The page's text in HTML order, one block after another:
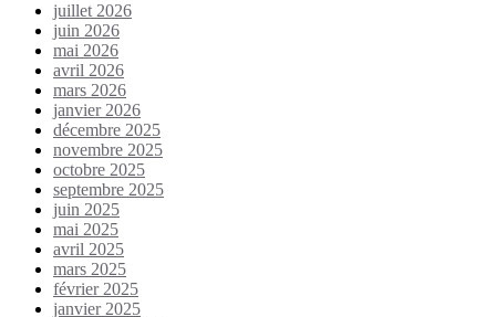
juillet 2026
juin 2026
mai 2026
avril 2026
mars 2026
janvier 2026
décembre 2025
novembre 2025
octobre 2025
septembre 2025
juin 2025
mai 2025
avril 2025
mars 2025
février 2025
janvier 2025